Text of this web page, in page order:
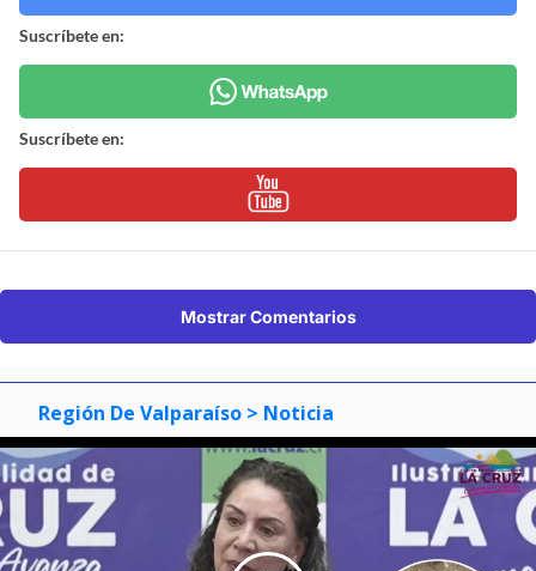
Suscríbete en:
Suscríbete en:
Mostrar Comentarios
Región De Valparaíso > Noticia